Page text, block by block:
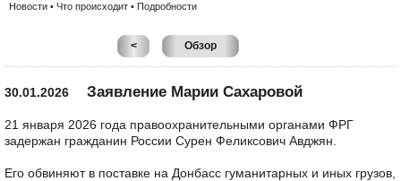
Новости • Что происходит • Подробности
< Обзор
30.01.2026 Заявление Марии Сахаровой
21 января 2026 года правоохранительными органами ФРГ
задержан гражданин России Сурен Феликсович Авджян.
Его обвиняют в поставке на Донбасс гуманитарных и иных грузов,